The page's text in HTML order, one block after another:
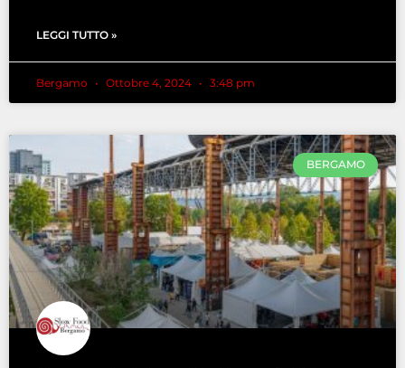
LEGGI TUTTO »
Bergamo Ottobre 4, 2024 3:48 pm
BERGAMO